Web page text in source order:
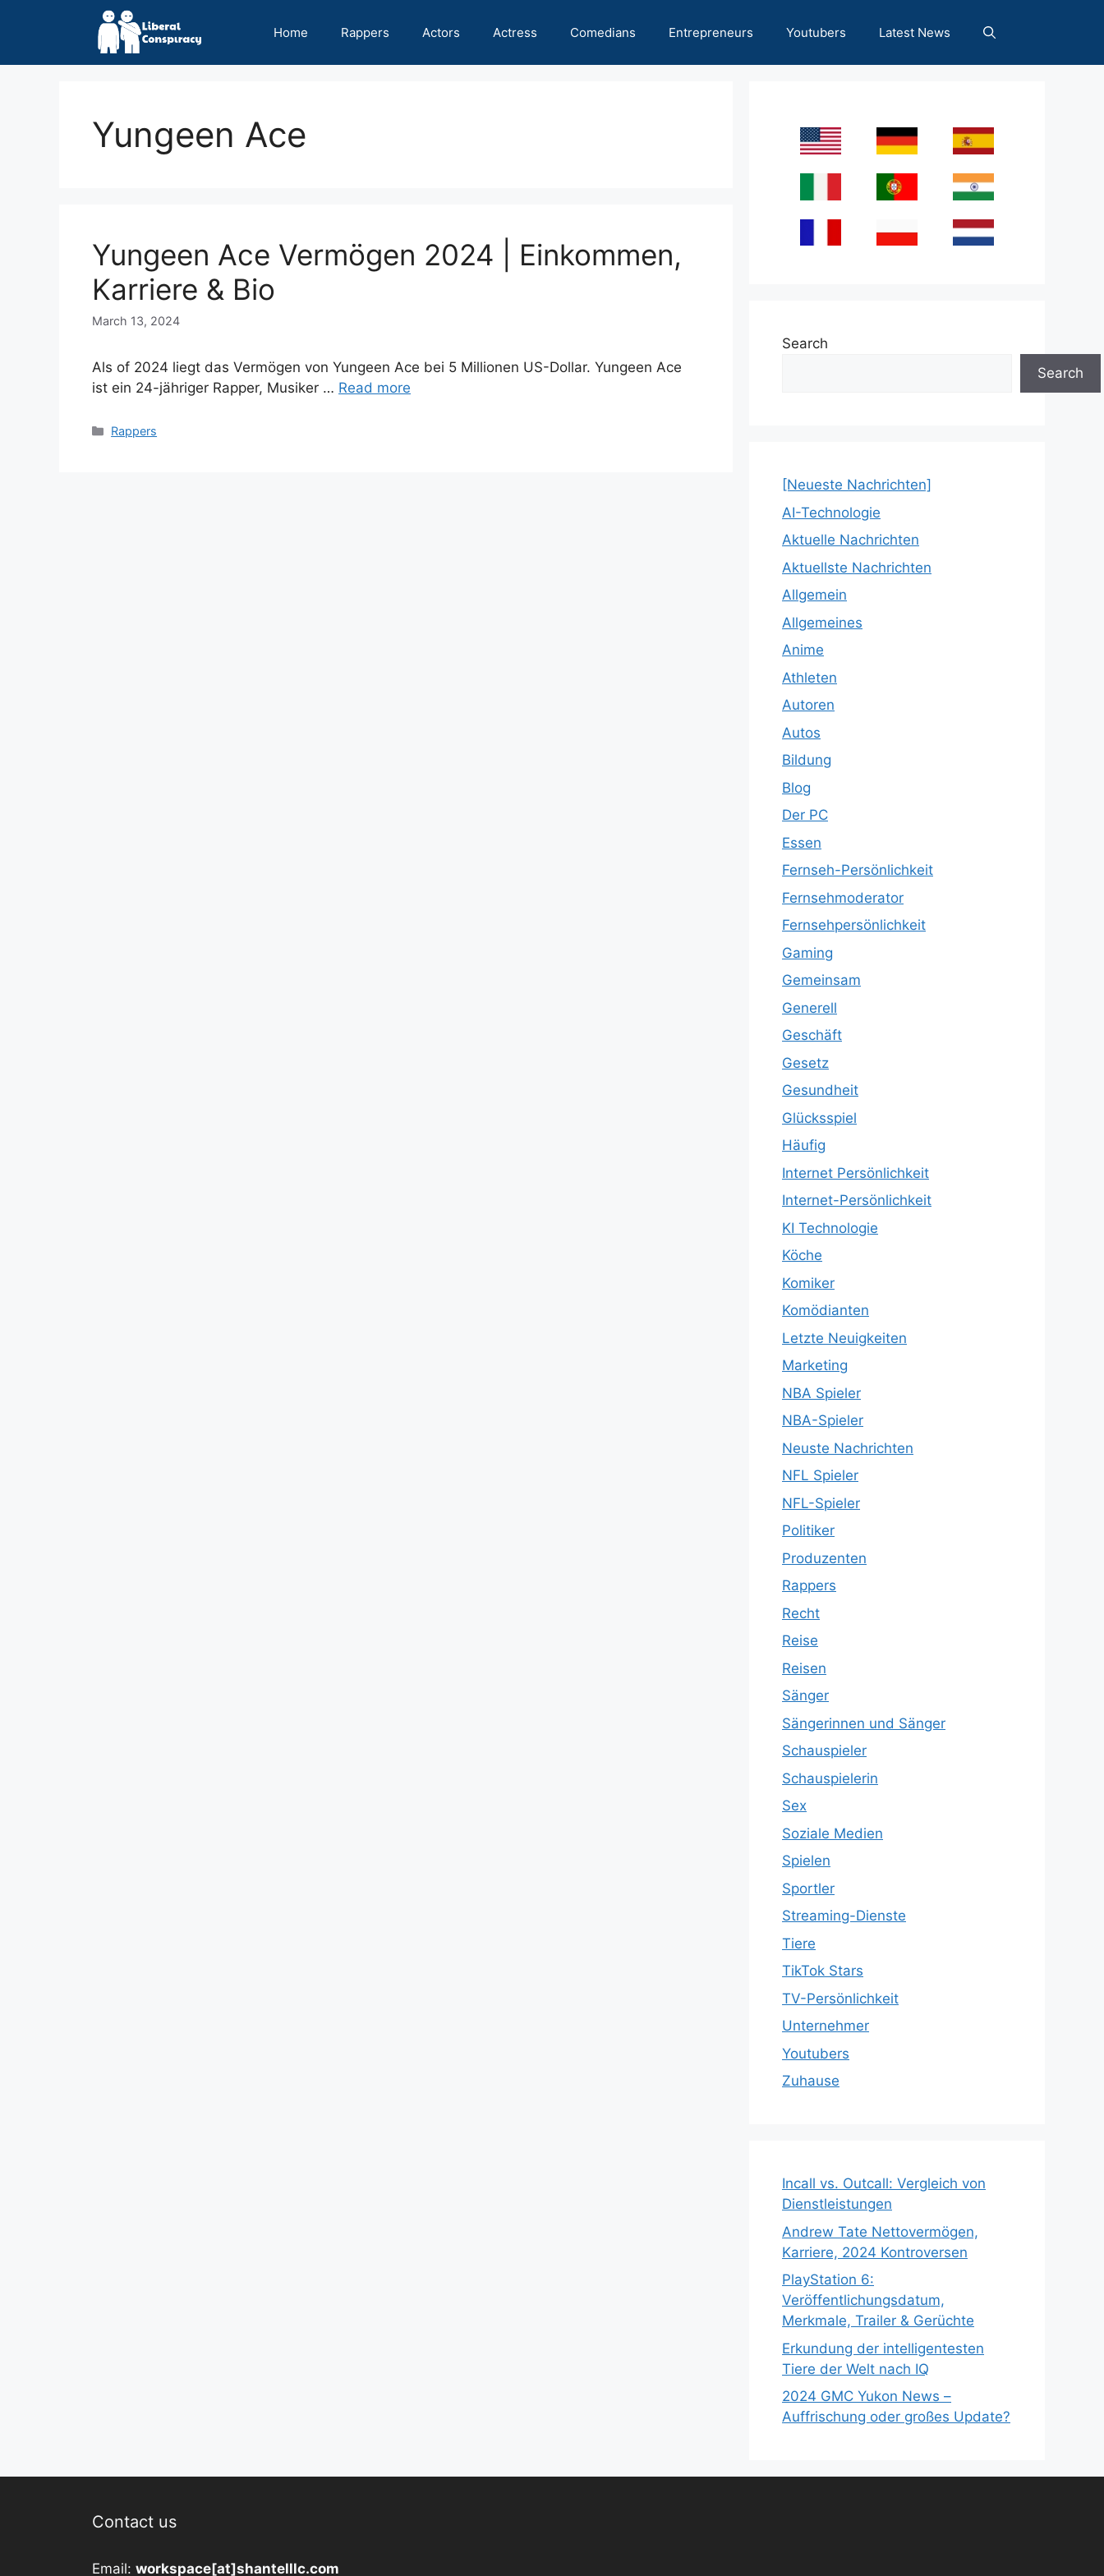
Home Rappers Actors Actress Comedians Entrepreneurs Youtubers Latest News
Yungeen Ace
Yungeen Ace Vermögen 2024 | Einkommen,
Karriere & Bio
March 13, 2024
Als of 2024 liegt das Vermögen von Yungeen Ace bei 5 Millionen US-Dollar. Yungeen Ace
ist ein 24-jähriger Rapper, Musiker … Read more
Categories
Rappers
Search
Search
[Neueste Nachrichten]
AI-Technologie
Aktuelle Nachrichten
Aktuellste Nachrichten
Allgemein
Allgemeines
Anime
Athleten
Autoren
Autos
Bildung
Blog
Der PC
Essen
Fernseh-Persönlichkeit
Fernsehmoderator
Fernsehpersönlichkeit
Gaming
Gemeinsam
Generell
Geschäft
Gesetz
Gesundheit
Glücksspiel
Häufig
Internet Persönlichkeit
Internet-Persönlichkeit
KI Technologie
Köche
Komiker
Komödianten
Letzte Neuigkeiten
Marketing
NBA Spieler
NBA-Spieler
Neuste Nachrichten
NFL Spieler
NFL-Spieler
Politiker
Produzenten
Rappers
Recht
Reise
Reisen
Sänger
Sängerinnen und Sänger
Schauspieler
Schauspielerin
Sex
Soziale Medien
Spielen
Sportler
Streaming-Dienste
Tiere
TikTok Stars
TV-Persönlichkeit
Unternehmer
Youtubers
Zuhause
Incall vs. Outcall: Vergleich von
Dienstleistungen
Andrew Tate Nettovermögen,
Karriere, 2024 Kontroversen
PlayStation 6:
Veröffentlichungsdatum,
Merkmale, Trailer & Gerüchte
Erkundung der intelligentesten
Tiere der Welt nach IQ
2024 GMC Yukon News –
Auffrischung oder großes Update?
Contact us
Email: workspace[at]shantelllc.com